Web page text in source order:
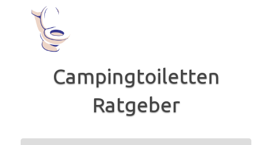
Inhalt
springen
Campingtoiletten
Ratgeber